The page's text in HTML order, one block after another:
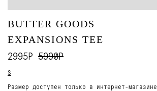
BUTTER GOODS
EXPANSIONS TEE
2995Р 5990Р
S
Размер доступен только в интернет-магазине